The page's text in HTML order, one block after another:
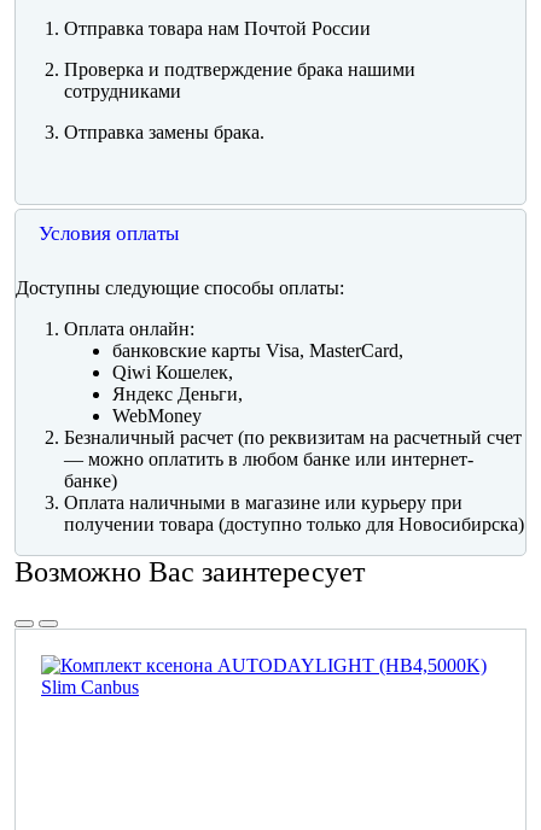
Отправка товара нам Почтой России
Проверка и подтверждение брака нашими
сотрудниками
Отправка замены брака.
Условия оплаты
Доступны следующие способы оплаты:
Оплата онлайн:
банковские карты Visa, MasterCard,
Qiwi Кошелек,
Яндекс Деньги,
WebMoney
Безналичный расчет (по реквизитам на расчетный счет
— можно оплатить в любом банке или интернет-
банке)
Оплата наличными в магазине или курьеру при
получении товара (доступно только для Новосибирска)
Возможно Вас заинтересует